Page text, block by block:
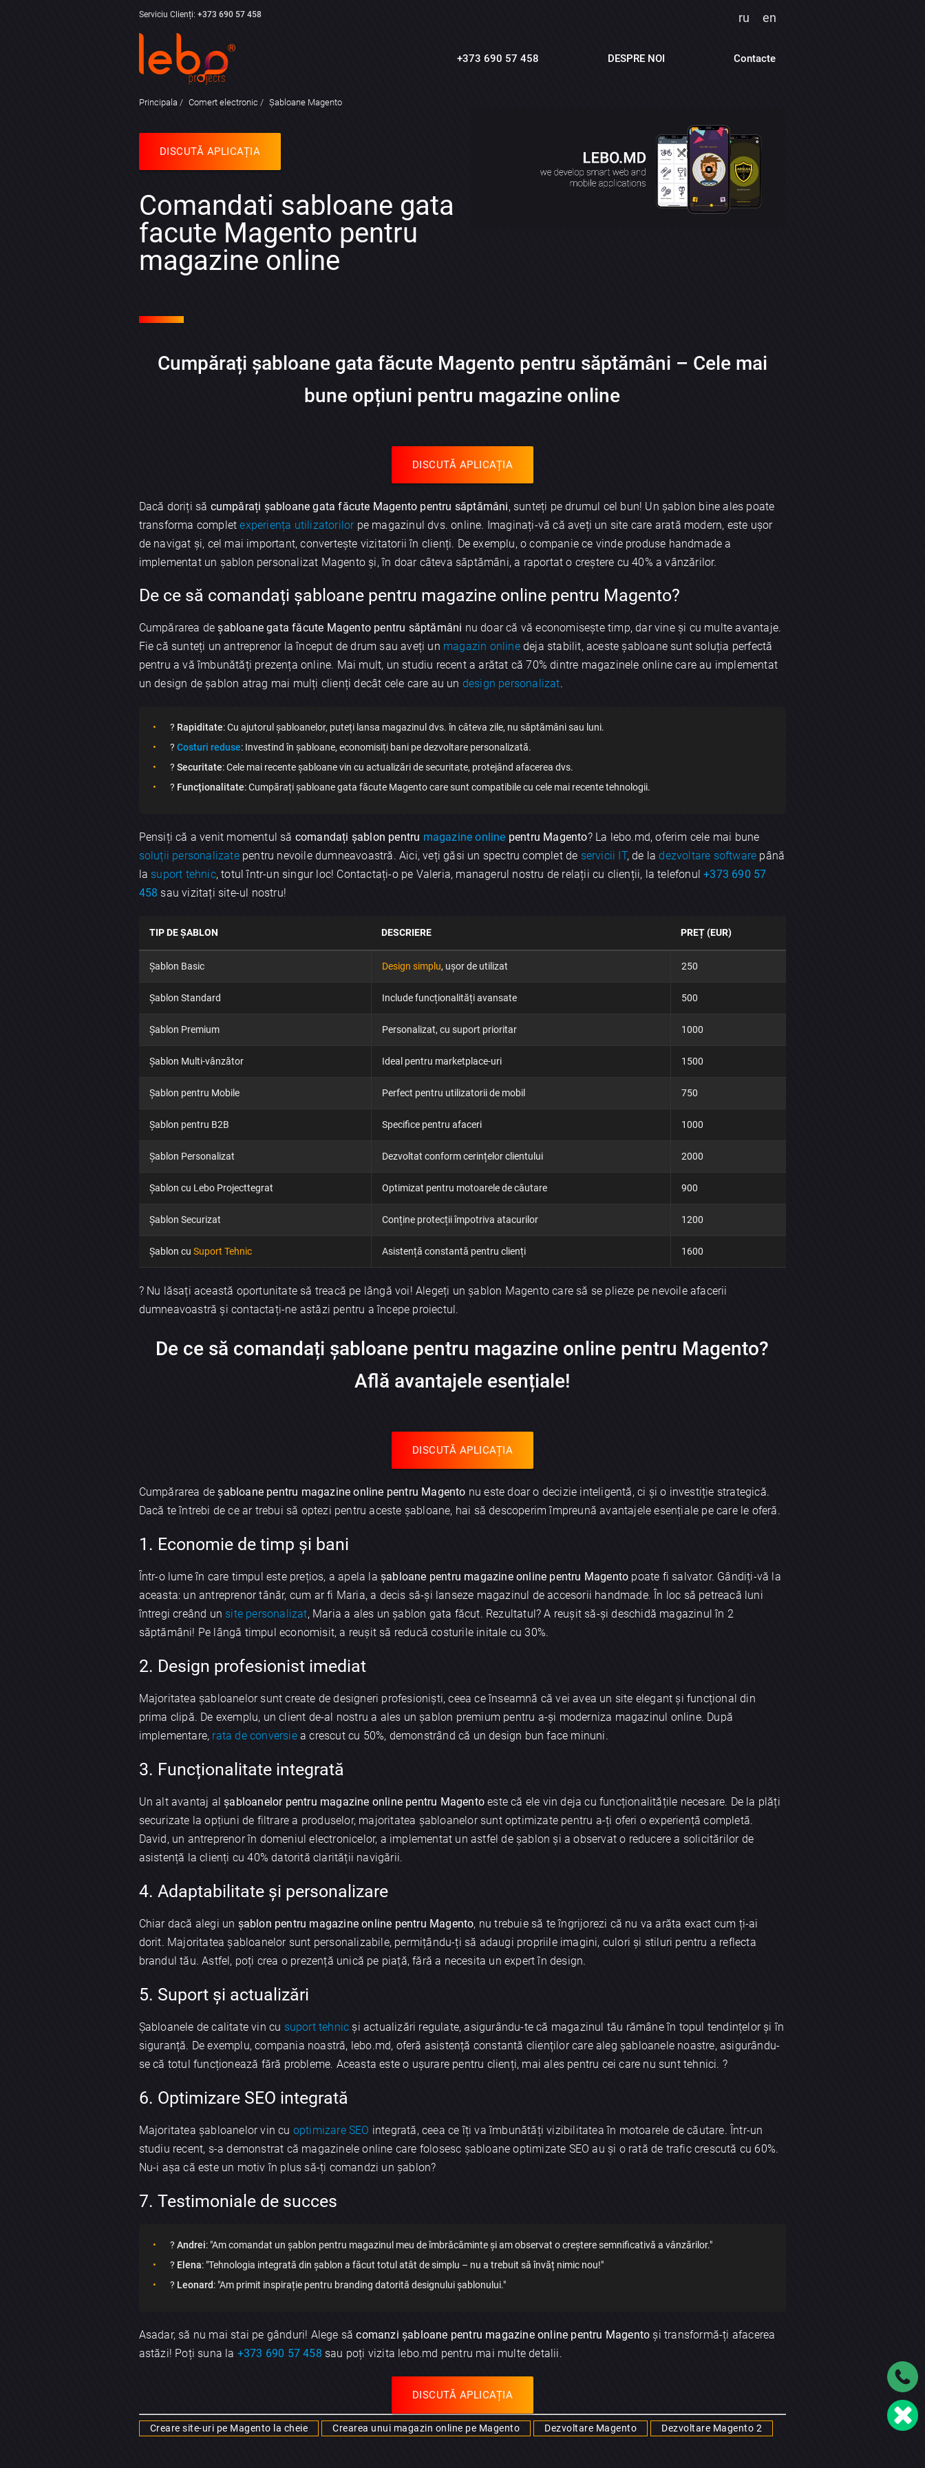
Serviciu Clienți: +373 690 57 458 ru en
+373 690 57 458 DESPRE NOI Contacte
Principala Comert electronic Șabloane Magento
DISCUTĂ APLICAȚIA
Comandati sabloane gata
facute Magento pentru
magazine online
Cumpărați șabloane gata făcute Magento pentru săptămâni – Cele mai
bune opțiuni pentru magazine online
DISCUTĂ APLICAȚIA
Dacă doriți să cumpărați șabloane gata făcute Magento pentru săptămâni, sunteți pe drumul cel bun! Un șablon bine ales poate
transforma completexperiența utilizatorilorpe magazinul dvs. online. Imaginați-vă că aveți un site care arată modern, este ușor
de navigat și, cel mai important, convertește vizitatorii în clienți. De exemplu, o companie ce vinde produse handmade a
implementat un șablon personalizat Magento și, în doar câteva săptămâni, a raportat o creștere cu 40% a vânzărilor.
De ce să comandați șabloane pentru magazine online pentru Magento?
Cumpărarea deșabloane gata făcute Magento pentru săptămâni nu doar că vă economisește timp, dar vine și cu multe avantaje.
Fie că sunteți un antreprenor la început de drum sau aveți un magazin onlinedeja stabilit, aceste șabloane sunt soluția perfectă
pentru a vă îmbunătăți prezența online. Mai mult, un studiu recent a arătat că 70% dintre magazinele online care au implementat
un design de șablon atrag mai mulți clienți decât cele care au un design personalizat.
? Rapiditate: Cu ajutorul șabloanelor, puteți lansa magazinul dvs. în câteva zile, nu săptămâni sau luni.
? Costuri reduse: Investind în șabloane, economisiți bani pe dezvoltare personalizată.
?️ Securitate: Cele mai recente șabloane vin cu actualizări de securitate, protejând afacerea dvs.
? Funcționalitate: Cumpărați șabloane gata făcute Magento care sunt compatibile cu cele mai recente tehnologii.
Pensiți că a venit momentul să comandați șablon pentru magazine online pentru Magento? La lebo.md, oferim cele mai bune
soluții personalizatepentru nevoile dumneavoastră. Aici, veți găsi un spectru complet de servicii IT, de ladezvoltare software până
la suport tehnic, totul într-un singur loc! Contactați-o pe Valeria, managerul nostru de relații cu clienții, la telefonul+373 690 57
458 sau vizitați site-ul nostru!
TIP DE ȘABLON DESCRIERE PREȚ (EUR)
Șablon Basic Design simplu, ușor de utilizat 250
Șablon Standard Include funcționalități avansate 500
Șablon Premium Personalizat, cu suport prioritar 1000
Șablon Multi-vânzător Ideal pentru marketplace-uri 1500
Șablon pentru Mobile Perfect pentru utilizatorii de mobil 750
Șablon pentru B2B Specifice pentru afaceri 1000
Șablon Personalizat Dezvoltat conform cerințelor clientului 2000
Șablon cu Lebo Projecttegrat Optimizat pentru motoarele de căutare 900
Șablon Securizat Conține protecții împotriva atacurilor 1200
Șablon cu Suport Tehnic Asistență constantă pentru clienți 1600
? Nu lăsați această oportunitate să treacă pe lângă voi! Alegeți un șablon Magento care să se plieze pe nevoile afacerii
dumneavoastră și contactați-ne astăzi pentru a începe proiectul.
De ce să comandați șabloane pentru magazine online pentru Magento?
Află avantajele esențiale!
DISCUTĂ APLICAȚIA
Cumpărarea deșabloane pentru magazine online pentru Magento nu este doar o decizie inteligentă, ci și o investiție strategică.
Dacă te întrebi de ce ar trebui să optezi pentru aceste șabloane, hai să descoperim împreună avantajele esențiale pe care le oferă.
1. Economie de timp și bani
Într-o lume în care timpul este prețios, a apela la șabloane pentru magazine online pentru Magento poate fi salvator. Gândiți-vă la
aceasta: un antreprenor tânăr, cum ar fi Maria, a decis să-și lanseze magazinul de accesorii handmade. În loc să petreacă luni
întregi creând un site personalizat, Maria a ales un șablon gata făcut. Rezultatul? A reușit să-și deschidă magazinul în 2
săptămâni! Pe lângă timpul economisit, a reușit să reducă costurile initale cu 30%.
2. Design profesionist imediat
Majoritatea șabloanelor sunt create de designeri profesioniști, ceea ce înseamnă că vei avea un site elegant și funcțional din
prima clipă. De exemplu, un client de-al nostru a ales un șablon premium pentru a-și moderniza magazinul online. După
implementare, rata de conversiea crescut cu 50%, demonstrând că un design bun face minuni.
3. Funcționalitate integrată
Un alt avantaj alșabloanelor pentru magazine online pentru Magento este că ele vin deja cu funcționalitățile necesare. De la plăți
securizate la opțiuni de filtrare a produselor, majoritatea șabloanelor sunt optimizate pentru a-ți oferi o experiență completă.
David, un antreprenor în domeniul electronicelor, a implementat un astfel de șablon și a observat o reducere a solicitărilor de
asistență la clienți cu 40% datorită clarității navigării.
4. Adaptabilitate și personalizare
Chiar dacă alegi un șablon pentru magazine online pentru Magento, nu trebuie să te îngrijorezi că nu va arăta exact cum ți-ai
dorit. Majoritatea șabloanelor sunt personalizabile, permițându-ți să adaugi propriile imagini, culori și stiluri pentru a reflecta
brandul tău. Astfel, poți crea o prezență unică pe piață, fără a necesita un expert în design.
5. Suport și actualizări
Șabloanele de calitate vin cu suport tehnic și actualizări regulate, asigurându-te că magazinul tău rămâne în topul tendințelor și în
siguranță. De exemplu, compania noastră, lebo.md, oferă asistență constantă clienților care aleg șabloanele noastre, asigurându-
se că totul funcționează fără probleme. Aceasta este o ușurare pentru clienți, mai ales pentru cei care nu sunt tehnici. ?
6. Optimizare SEO integrată
Majoritatea șabloanelor vin cu optimizare SEO integrată, ceea ce îți va îmbunătăți vizibilitatea în motoarele de căutare. Într-un
studiu recent, s-a demonstrat că magazinele online care folosesc șabloane optimizate SEO au și o rată de trafic crescută cu 60%.
Nu-i așa că este un motiv în plus să-ți comandzi un șablon?
7. Testimoniale de succes
? Andrei: "Am comandat un șablon pentru magazinul meu de îmbrăcăminte și am observat o creștere semnificativă a vânzărilor."
? Elena: "Tehnologia integrată din șablon a făcut totul atât de simplu – nu a trebuit să învăț nimic nou!"
? Leonard: "Am primit inspirație pentru branding datorită designului șablonului."
Asadar, să nu mai stai pe gânduri! Alege săcomanzi șabloane pentru magazine online pentru Magento și transformă-ți afacerea
astăzi! Poți suna la +373 690 57 458 sau poți vizita lebo.md pentru mai multe detalii.
DISCUTĂ APLICAȚIA
Creare site-uri pe Magento la cheie Crearea unui magazin online pe Magento Dezvoltare Magento Dezvoltare Magento 2
Discută aplicația
Trimite